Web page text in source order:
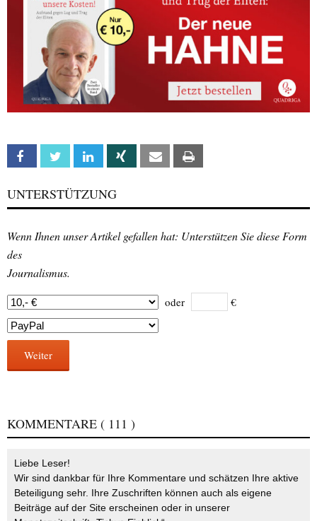
Facebook Twitter Linkedin Xing Email
UNTERSTÜTZUNG
Wenn Ihnen unser Artikel gefallen hat: Unterstützen Sie diese Form
des
Journalismus.
oder €
Weiter
KOMMENTARE ( 111 )
Liebe Leser!
Wir sind dankbar für Ihre Kommentare und schätzen Ihre aktive
Beteiligung sehr. Ihre Zuschriften können auch als eigene
Beiträge auf der Site erscheinen oder in unserer